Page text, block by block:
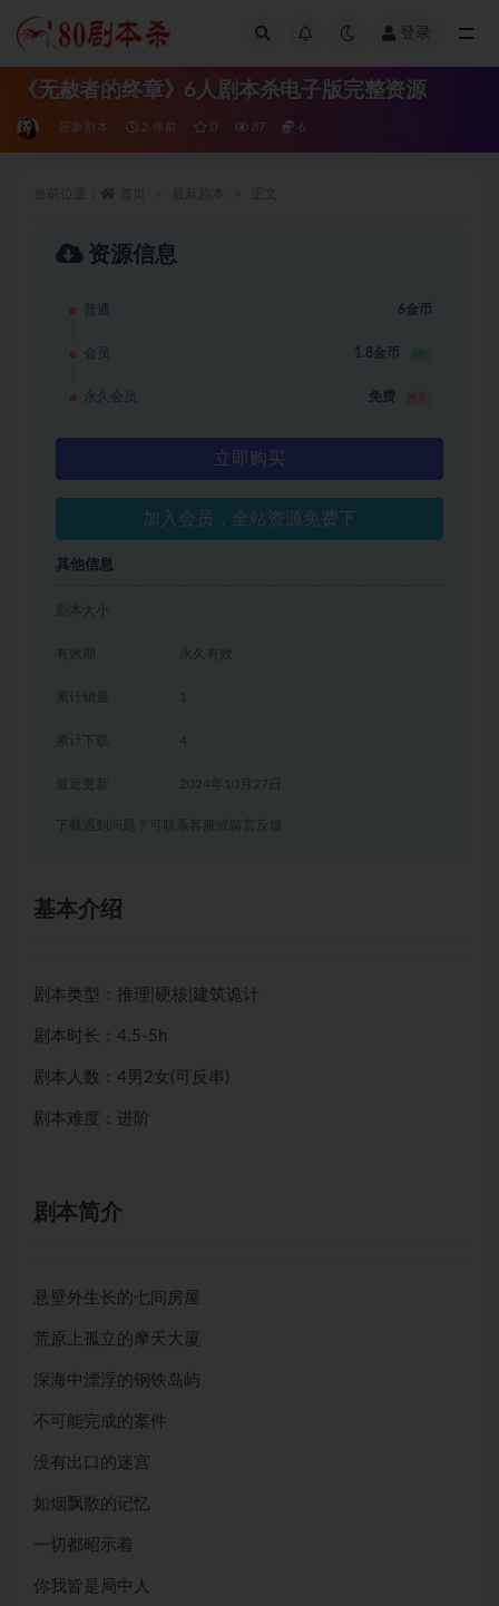
登录
《无赦者的终章》6人剧本杀电子版完整资源
最新剧本 2 年前 0 87 6
资源信息
普通 6金币
会员 1.8金币 3折
永久会员 免费
立即购买
加入会员，全站资源免费下
其他信息
剧本大小
有效期 永久有效
累计销量 1
累计下载 4
2024年10月27日
下载遇到问题？可联系客服或留言反馈
基本介绍
剧本类型：推理|硬核|建筑诡计
剧本时长：4.5-5h
剧本人数：4男2女(可反串)
剧本难度：进阶
剧本简介
悬壁外生长的七间房屋
荒原上孤立的摩天大厦
深海中漂浮的钢铁岛屿
不可能完成的案件
没有出口的迷宫
如烟飘散的记忆
一切都昭示着
你我皆是局中人